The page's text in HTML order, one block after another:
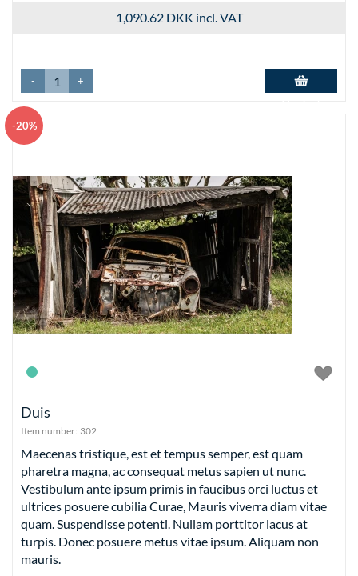
1,090.62 DKK incl. VAT
- +
-20%
Duis
Item number: 302
Maecenas tristique, est et tempus semper, est quam
pharetra magna, ac consequat metus sapien ut nunc.
Vestibulum ante ipsum primis in faucibus orci luctus et
ultrices posuere cubilia Curae, Mauris viverra diam vitae
quam. Suspendisse potenti. Nullam porttitor lacus at
turpis. Donec posuere metus vitae ipsum. Aliquam non
mauris.